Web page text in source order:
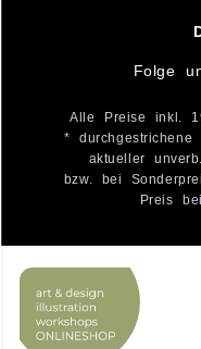
Folge
Alle Preise inkl.
*
aktueller
bzw. bei
Preis